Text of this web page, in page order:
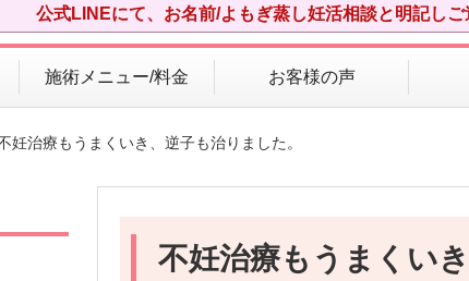
公式LINEにて、お名前/よもぎ蒸し妊活相談と明記しご
施術メニュー/料金 お客様の声
妊治療もうまくいき、逆子も治りました。
不妊治療もうまくい